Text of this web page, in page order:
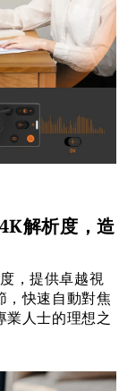
解析度，造
，提供卓越視
，快速自動對焦
業人士的理想之